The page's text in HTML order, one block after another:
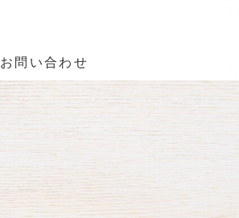
電線・ケー
お問い合わせ